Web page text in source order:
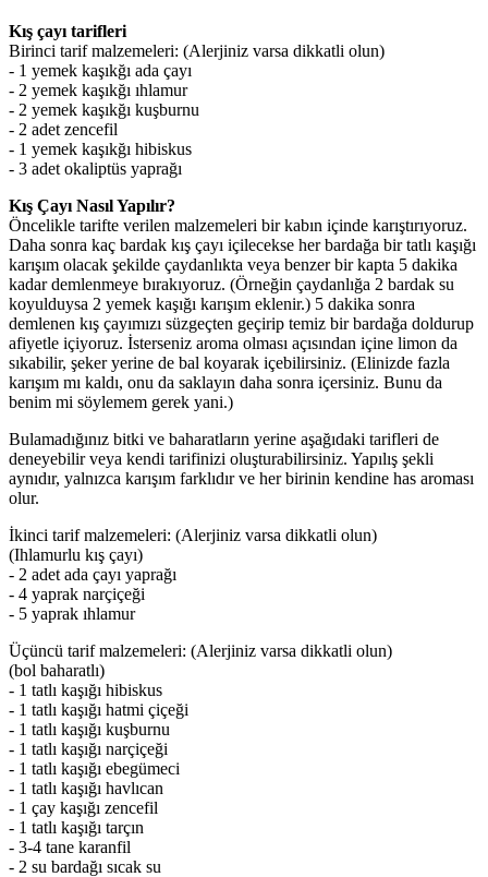
Kış çayı tarifleri
Birinci tarif malzemeleri: (Alerjiniz varsa dikkatli olun)
- 1 yemek kaşıkğı ada çayı
- 2 yemek kaşıkğı ıhlamur
- 2 yemek kaşıkğı kuşburnu
- 2 adet zencefil
- 1 yemek kaşıkğı hibiskus
- 3 adet okaliptüs yaprağı
Kış Çayı Nasıl Yapılır?
Öncelikle tarifte verilen malzemeleri bir kabın içinde karıştırıyoruz.
Daha sonra kaç bardak kış çayı içilecekse her bardağa bir tatlı kaşığı
karışım olacak şekilde çaydanlıkta veya benzer bir kapta 5 dakika
kadar demlenmeye bırakıyoruz. (Örneğin çaydanlığa 2 bardak su
koyulduysa 2 yemek kaşığı karışım eklenir.) 5 dakika sonra
demlenen kış çayımızı süzgeçten geçirip temiz bir bardağa doldurup
afiyetle içiyoruz. İsterseniz aroma olması açısından içine limon da
sıkabilir, şeker yerine de bal koyarak içebilirsiniz. (Elinizde fazla
karışım mı kaldı, onu da saklayın daha sonra içersiniz. Bunu da
benim mi söylemem gerek yani.)
Bulamadığınız bitki ve baharatların yerine aşağıdaki tarifleri de
deneyebilir veya kendi tarifinizi oluşturabilirsiniz. Yapılış şekli
aynıdır, yalnızca karışım farklıdır ve her birinin kendine has aroması
olur.
İkinci tarif malzemeleri: (Alerjiniz varsa dikkatli olun)
(Ihlamurlu kış çayı)
- 2 adet ada çayı yaprağı
- 4 yaprak narçiçeği
- 5 yaprak ıhlamur
Üçüncü tarif malzemeleri: (Alerjiniz varsa dikkatli olun)
(bol baharatlı)
- 1 tatlı kaşığı hibiskus
- 1 tatlı kaşığı hatmi çiçeği
- 1 tatlı kaşığı kuşburnu
- 1 tatlı kaşığı narçiçeği
- 1 tatlı kaşığı ebegümeci
- 1 tatlı kaşığı havlıcan
- 1 çay kaşığı zencefil
- 1 tatlı kaşığı tarçın
- 3-4 tane karanfil
- 2 su bardağı sıcak su